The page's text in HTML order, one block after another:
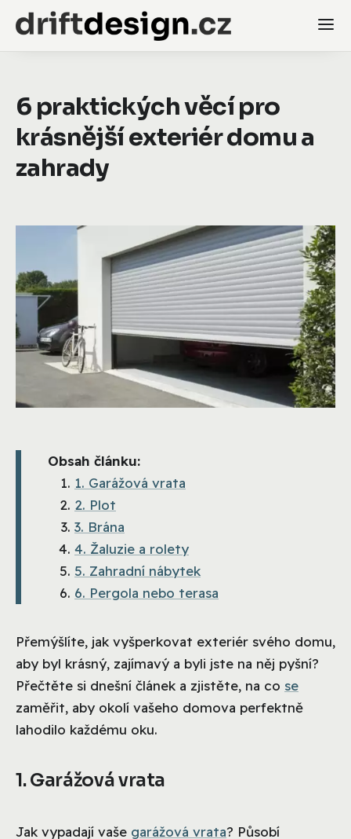
6 praktických věcí pro
krásnější exteriér domu a
zahrady
Obsah článku:
1. Garážová vrata
2. Plot
3. Brána
4. Žaluzie a rolety
5. Zahradní nábytek
6. Pergola nebo terasa
Přemýšlíte, jak vyšperkovat exteriér svého domu,
aby byl krásný, zajímavý a byli jste na něj pyšní?
Přečtěte si dnešní článek a zjistěte, na co se
zaměřit, aby okolí vašeho domova perfektně
lahodilo každému oku.
1. Garážová vrata
Jak vypadají vaše garážová vrata? Působí